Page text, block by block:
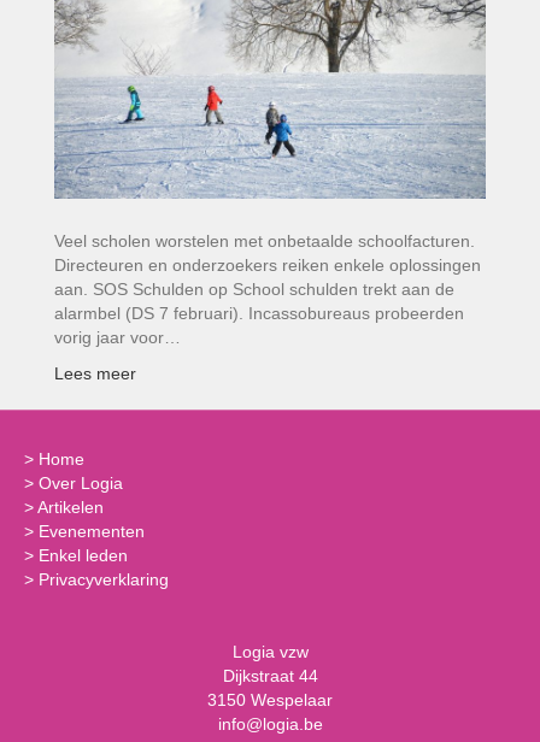
Veel scholen worstelen met onbetaalde schoolfacturen.
Directeuren en onderzoekers reiken enkele oplossingen
aan. SOS Schulden op School schulden trekt aan de
alarmbel (DS 7 februari). Incassobureaus probeerden
vorig jaar voor…
Lees meer
> Home
> Over Logia
>Artikelen
> Evenementen
> Enkel leden
> Privacyverklaring
Logia vzw
Dijkstraat 44
3150 Wespelaar
info@logia.be